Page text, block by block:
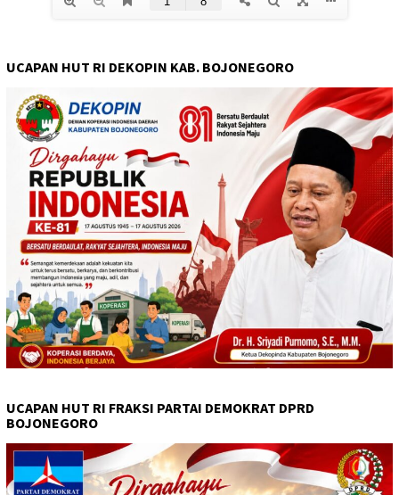
UCAPAN HUT RI DEKOPIN KAB. BOJONEGORO
UCAPAN HUT RI FRAKSI PARTAI DEMOKRAT DPRD
BOJONEGORO